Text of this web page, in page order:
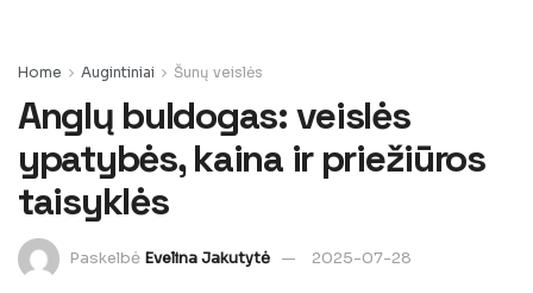
Home Augintiniai Šunų veislės
Anglų buldogas: veislės
ypatybės, kaina ir priežiūros
taisyklės
Paskelbė Evelina Jakutytė 2025-07-28